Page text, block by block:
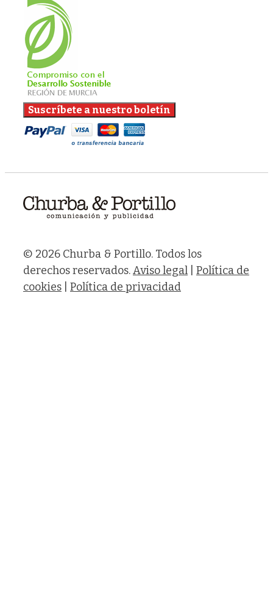
© 2026 Churba & Portillo. Todos los
derechos reservados.Aviso legal
Política de
cookies
Política de privacidad